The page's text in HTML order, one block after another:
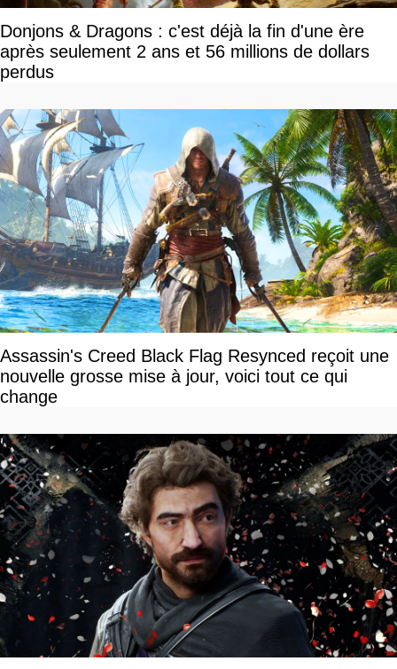
Donjons & Dragons : c'est déjà la fin d'une ère
après seulement 2 ans et 56 millions de dollars
perdus
Assassin's Creed Black Flag Resynced reçoit une
nouvelle grosse mise à jour, voici tout ce qui
change